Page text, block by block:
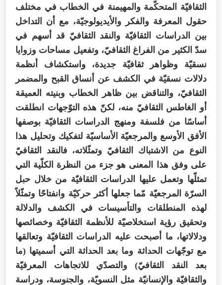
الثقافيّة المتحكّمة والمهيمنة في الخطاب في مختلف
حقول المعرفة والفكر والأيديولوجيّة، مع أن التداخل
بين الدراسات الثقافيّة والنقد الثقافيّ قد أسهم في
سدّ الكثير من الفراغ الثقافيّ، وتفعيل مساحات وزوايا
نسقيّة وظواهر ثقافيّة جديدة، واستكشاف أنظمة
دلالات نسقيّة في الكشف عن أنساق القبح والمضمر
الثقافيّ، والتناقض بين ظاهر الخطاب وبنيته العميقة
أو الغاطس الثقافيّ منه، لكنّ هذه التوّجهات انطلقت
أساسًا من فلسفة ومنهج الدراسات الثقافيّة بوصفها
الأفق الأوسع والمرجعيّة الأساسيّة لتفكيك وتحليل هذا
النوع من الاشتباك الثقافيّ وتمثّلاته، فالنقد الثقافيّ
على وفق هذا المعنى هو جزء من النظرة الكلّية التي
تمثلّها وتعمل عليها الدراسات الثقافيّة من خلال حبل
السرّة المرجعيّة مّما جعلها أكثر حركيّة وانفتاحًا وتمثّلاً
لهذه المنطلقات والتأسيسات في الكشف والدلالة
وتحقيق رؤية استخلاصيّة للأنظمة الثقافيّة وخصائصها
ودلالاتها، ما أصبحت عليه الدراسات الثقافيّة وتعالقها
مع توجّهات الحداثة وما بعد الحداثة التي أسميتها (ما
بعد النقد الثقافيّ) والتصدّي للاتجاهات المعرفيّة
والثقافيّة والإنسانيّة مثل النسويّة، والجنوسة، ودراسة